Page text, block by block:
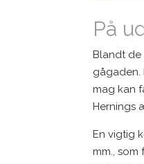
På
Blandt de
gågaden.
mag kan
Hernings
En vigtig
mm.,